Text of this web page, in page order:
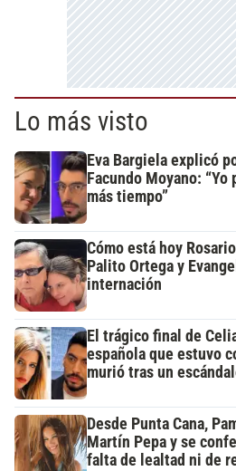
Lo más visto
Eva Bargiela explicó
Facundo Moyano:
más tiempo”
Cómo está hoy
Palito Ortega y
internación
El trágico final de
española que estuvo
murió tras un
Desde Punta Cana,
Martín Pepa y se
falta de lealtad ni de